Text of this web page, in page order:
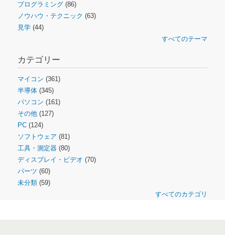
プログラミング (86)
ノウハウ・テクニック (63)
見学 (44)
すべてのテーマ
カテゴリー
マイコン (361)
半導体 (345)
パソコン (161)
その他 (127)
PC (124)
ソフトウェア (81)
工具・測定器 (80)
ディスプレイ・ビデオ (70)
パーツ (60)
未分類 (59)
すべてのカテゴリ